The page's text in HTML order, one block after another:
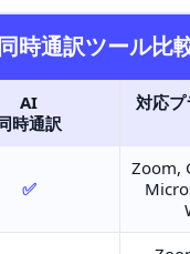
時通訳ツール比
AI
時通訳
対応
✅
Zoom,